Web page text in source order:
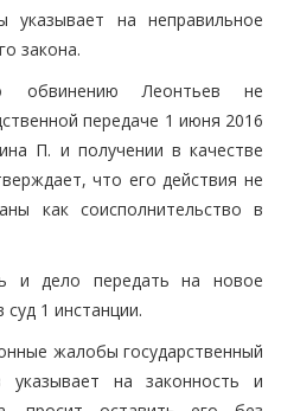
на неправильное
закона.
обвинению Леонтьев не
передаче 1 июня 2016
П. и получении в качестве
что его действия не
как соисполнительство в
и дело передать на новое
1 инстанции.
жалобы государственный
указывает на законность и